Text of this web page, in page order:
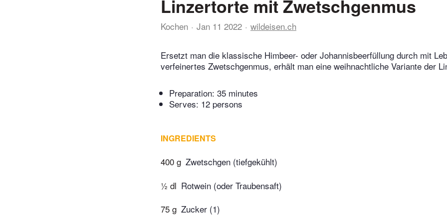
Linzertorte mit Zwetschgenmus
Kochen Jan 11 2022 wildeisen.ch
Ersetzt man die klassische Himbeer- oder Johannisbeerfüllung durch mit
verfeinertes Zwetschgenmus, erhält man eine weihnachtliche Variante der
Preparation: 35 minutes
Serves: 12 persons
INGREDIENTS
400 g Zwetschgen (tiefgekühlt)
½ dl Rotwein (oder Traubensaft)
75 g Zucker (1)